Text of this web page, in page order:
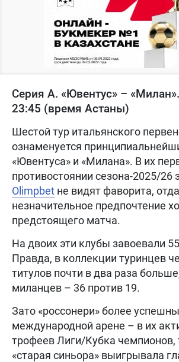
Серия А. «Ювентус» –
23:45 (время Астаны)
Шестой тур итальянского
ознаменуется
«Ювентуса» и «Милана». В их
противостоянии сезона-2025/26
Olimpbet не видят фаворита,
незначительное предпочтение
предстоящего матча.
На двоих эти клубы завоевали
Правда, в коллекции туринцев
титулов почти в два раза
миланцев – 36 против 19.
Зато «россонери» более
международной арене – в их
трофеев Лиги/Кубка чемпионов,
«старая синьора» выигрывала